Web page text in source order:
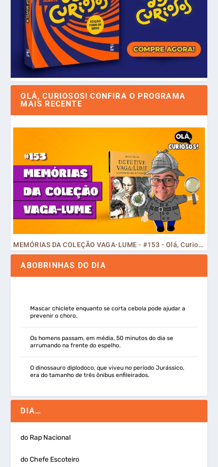
OLÁ, CURIOSOS! CONFIRA O PROGRAMA
MAIS RECENTE
MEMÓRIAS DA COLEÇÃO VAGA-LUME - #153 - Olá, Curiosos! 2023
ABOBRINHAS DO DIA
Mascar chiclete enquanto se corta cebola pode ajudar a
prevenir o choro.
Os homens passam, em média, 50 minutos do dia se
arrumando na frente do espelho.
O dinossauro diplodoco, que viveu no período Jurássico,
era do tamanho de três ônibus enfileirados.
DIA…
do Rap Nacional
do Chefe Escoteiro